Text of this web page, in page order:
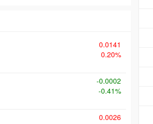
0.0141
0.20%
-0.0002
-0.41%
0.0026